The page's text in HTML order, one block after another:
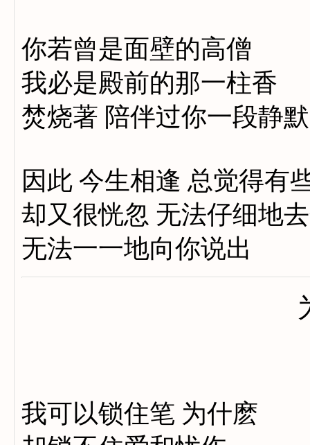
你若曾是面壁的高僧
我必是殿前的那一柱香
焚烧著 陪伴过你一段静
因此 今生相逢 总觉得有
却又很恍忽 无法仔细地
无法一一地向你说出
我可以锁住笔 为什麽